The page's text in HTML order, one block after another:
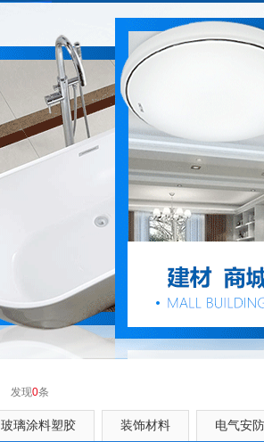
发现0条
玻璃涂料塑胶 装饰材料 电气安